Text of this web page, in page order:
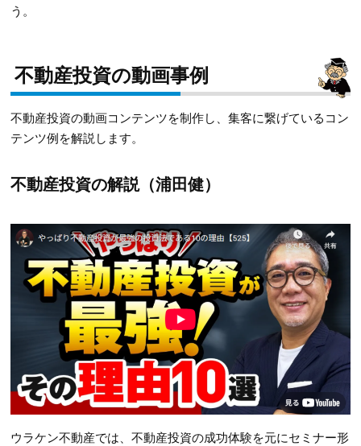
う。
不動産投資の動画事例
不動産投資の動画コンテンツを制作し、集客に繋げているコン
テンツ例を解説します。
不動産投資の解説（浦田健）
ウラケン不動産では、不動産投資の成功体験を元にセミナー形